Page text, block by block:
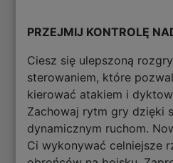
PRZEJMIJ KONTROLĘ
Ciesz się ulepszoną
sterowaniem, które
kierować atakiem i
Zachowaj rytm gry dzięki
dynamicznym ruchom.
Ci wykonywać celniejsze